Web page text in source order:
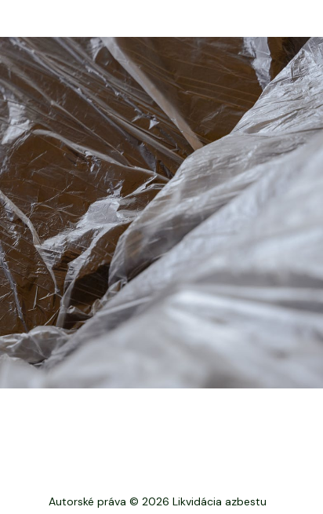
Autorské práva © 2026 Likvidácia azbestu